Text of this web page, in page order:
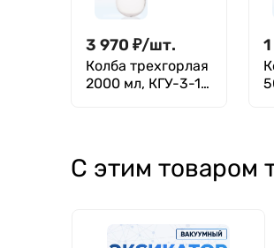
3 970 ₽/шт.
Колба трехгорлая
2000 мл, КГУ-3-1-
С этим товаром